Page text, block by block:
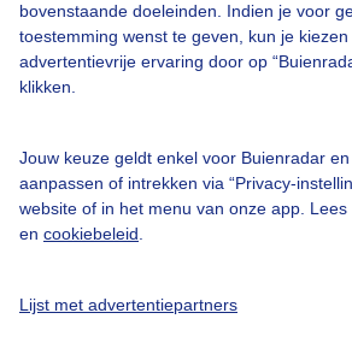
bovenstaande doeleinden. Indien je voor
toestemming wenst te geven, kun je
advertentievrije ervaring door op
klikken.
Jouw keuze geldt enkel voor Buienradar
aanpassen of intrekken via “Privacy-
website of in het menu van onze app.
en cookiebeleid
Lijst met advertentiepartners
Bedrijfsgegevens
Veelgestelde vragen
Toegankelijkheid
Buienradar Team